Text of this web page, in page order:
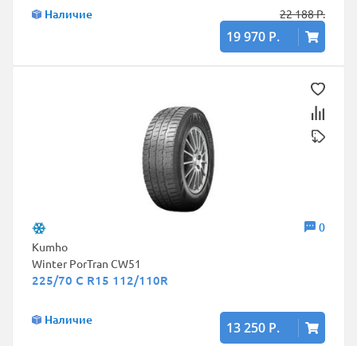
Наличие 22 188 Р.
19 970 Р.
0
Kumho
Winter PorTran CW51
225/70 C R15 112/110R
Наличие 13 250 Р.